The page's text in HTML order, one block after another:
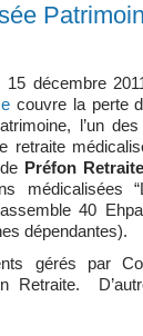
15 décembre
couvre la perte
l’un
retraite
Préfon Retraite
médicalisées
40
dépendantes).
gérés par
Retraite.